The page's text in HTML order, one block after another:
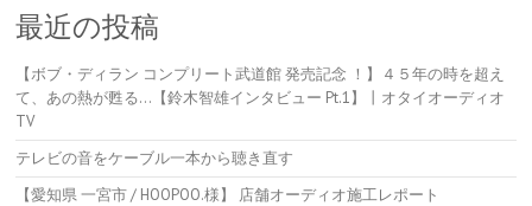
最近の投稿
【ボブ・ディラン コンプリート武道館 発売記念 ！】４５年の時を超え
て、あの熱が甦る…【鈴木智雄インタビュー Pt.1】丨オタイオーディオ
TV
テレビの音をケーブル一本から聴き直す
【愛知県 一宮市 / HOOPOO.様】 店舗オーディオ施工レポート